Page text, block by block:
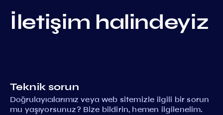
İletişim halindeyiz
Teknik sorun
Doğrulayıcılarımız veya web sitemizle ilgili bir sorun
mu yaşıyorsunuz? Bize bildirin, hemen ilgilenelim.